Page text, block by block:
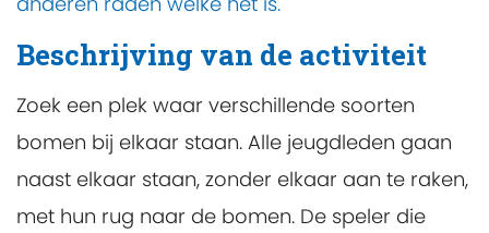
Beschrijving van de activiteit
Zoek een plek waar verschillende soorten
bomen bij elkaar staan. Alle jeugdleden gaan
naast elkaar staan, zonder elkaar aan te raken,
met hun rug naar de bomen. De speler die